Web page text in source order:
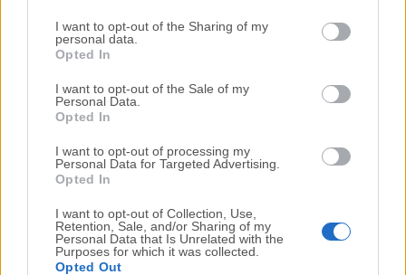
I want to opt-out of the Sharing of my
personal data.
Opted In
I want to opt-out of the Sale of my
Personal Data.
Opted In
I want to opt-out of processing my
Personal Data for Targeted Advertising.
Opted In
I want to opt-out of Collection, Use,
Retention, Sale, and/or Sharing of my
Personal Data that Is Unrelated with the
Purposes for which it was collected.
Opted Out